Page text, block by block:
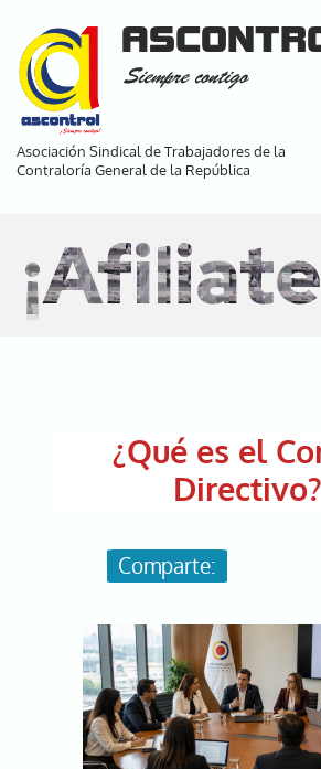
contenido
principal
Siempre contigo
Asociación Sindical de Trabajadores de la
Contraloría General de la República
¿Qué es el
Directivo?
Image